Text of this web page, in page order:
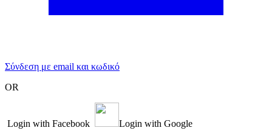
Σύνδεση με email και κωδικό
OR
Login with Facebook Login with Google